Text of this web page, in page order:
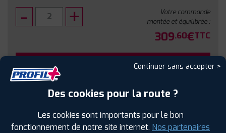
Votre commande
montée et équilibrée :
309.60€TTC
FAIRE INSTALLER CE PNEUContinuer sans accepter >
Des cookies pour la route ?
Les cookies sont importants pour le bon
fonctionnement de notre site internet. Nos partenaires